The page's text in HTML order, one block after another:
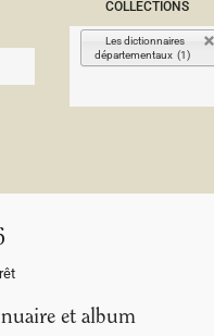
COLLECTIONS
Les dictionnaires
départementaux (1)
et album